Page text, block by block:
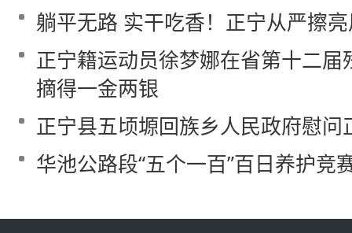
躺平无路 实干吃香！正宁从严擦
正宁籍运动员徐梦娜在省第十二
摘得一金两银
正宁县五顷塬回族乡人民政府慰
华池公路段“五个一百”百日养护竞